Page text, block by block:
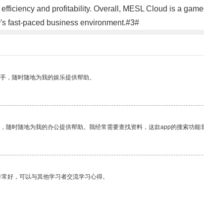
and profitability. Overall, MESL Cloud is a
fast-paced business environment.#3#
，随时随地为我的娱乐提供帮助。
随时随地为我的办公提供帮助。我经常需要查找资料，这款app的搜索功能
好，可以与其他学习者交流学习心得。